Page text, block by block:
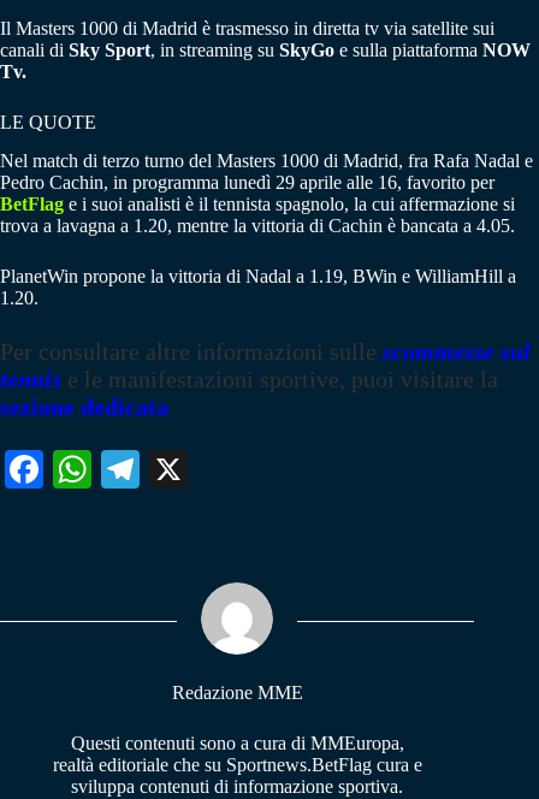
Il Masters 1000 di Madrid è trasmesso in diretta tv via satellite sui
canali di Sky Sport, in streaming su SkyGo e sulla piattaforma NOW
Tv.
LE QUOTE
Nel match di terzo turno del Masters 1000 di Madrid, fra Rafa Nadal e
Pedro Cachin, in programma lunedì 29 aprile alle 16, favorito per
BetFlag e i suoi analisti è il tennista spagnolo, la cui affermazione si
trova a lavagna a 1.20, mentre la vittoria di Cachin è bancata a 4.05.
PlanetWin propone la vittoria di Nadal a 1.19, BWin e WilliamHill a
1.20.
Per consultare altre informazioni sulle scommesse sul
tennis e le manifestazioni sportive, puoi visitare la
sezione dedicata
Fa W
pp
Te
m
Redazione MME
Questi contenuti sono a cura di MMEuropa,
realtà editoriale che su Sportnews.BetFlag cura e
sviluppa contenuti di informazione sportiva.